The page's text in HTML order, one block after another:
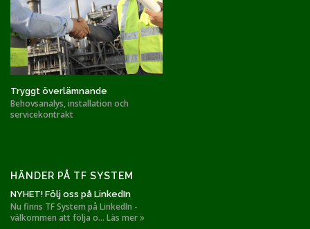
Tryggt överlämnande
Behovsanalys, installation och
servicekontrakt
HÄNDER PÅ TF SYSTEM
NYHET! Följ oss på LinkedIn
Nu finns TF System på LinkedIn -
välkommen att följa o... Läs mer